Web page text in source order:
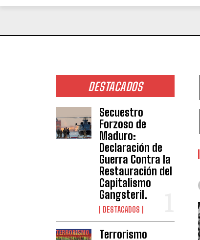
DESTACADOS
Secuestro
Forzoso de
Maduro:
Declaración de
Guerra Contra la
Restauración del
Capitalismo
Gangsteril.
DESTACADOS
Terrorismo